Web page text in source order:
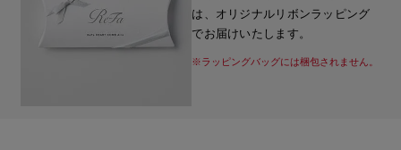
は、オリジナルリボンラッピング
でお届けいたします。
※ラッピングバッグには梱包されません。